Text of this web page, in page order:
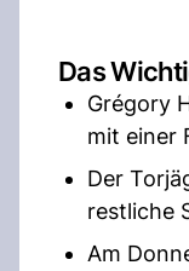
Das
Grégory
mit einer
Der
restliche
Am